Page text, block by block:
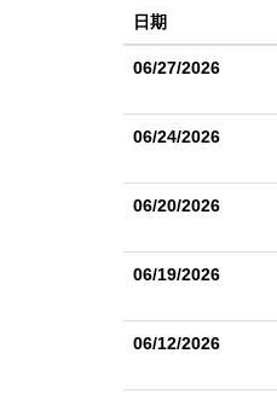
日期
06/27/2026
06/24/2026
06/20/2026
06/19/2026
06/12/2026